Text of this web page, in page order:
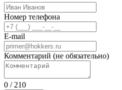
Номер телефона
E-mail
Комментарий (не обязательно)
0 / 210